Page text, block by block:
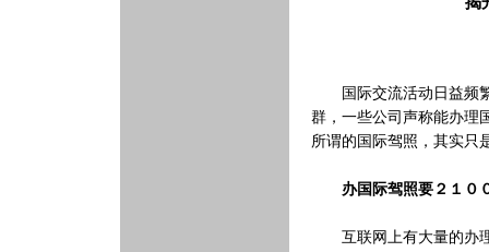
国际交流活动日益频繁
群，一些公司声称能办理
所谓的国际驾照，其实只
办国际驾照要２１０
互联网上有大量的办理